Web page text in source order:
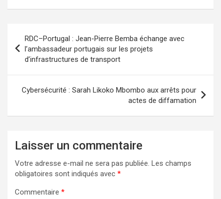
de
l’article
RDC–Portugal : Jean-Pierre Bemba échange avec
l’ambassadeur portugais sur les projets
d’infrastructures de transport
Cybersécurité : Sarah Likoko Mbombo aux arrêts pour
actes de diffamation
Laisser un commentaire
Votre adresse e-mail ne sera pas publiée. Les champs
obligatoires sont indiqués avec *
Commentaire *